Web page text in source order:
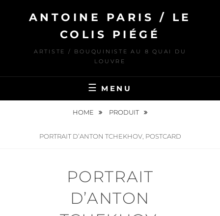
ANTOINE PARIS / LE
COLIS PIÉGÉ
ARTISTE / BOUQUINISTE AU 8 QUAI DU
LOUVRE
MENU
HOME PRODUIT
PORTRAIT D’ANTON TCHEKHOV, POSTCARD
PORTRAIT
D’ANTON